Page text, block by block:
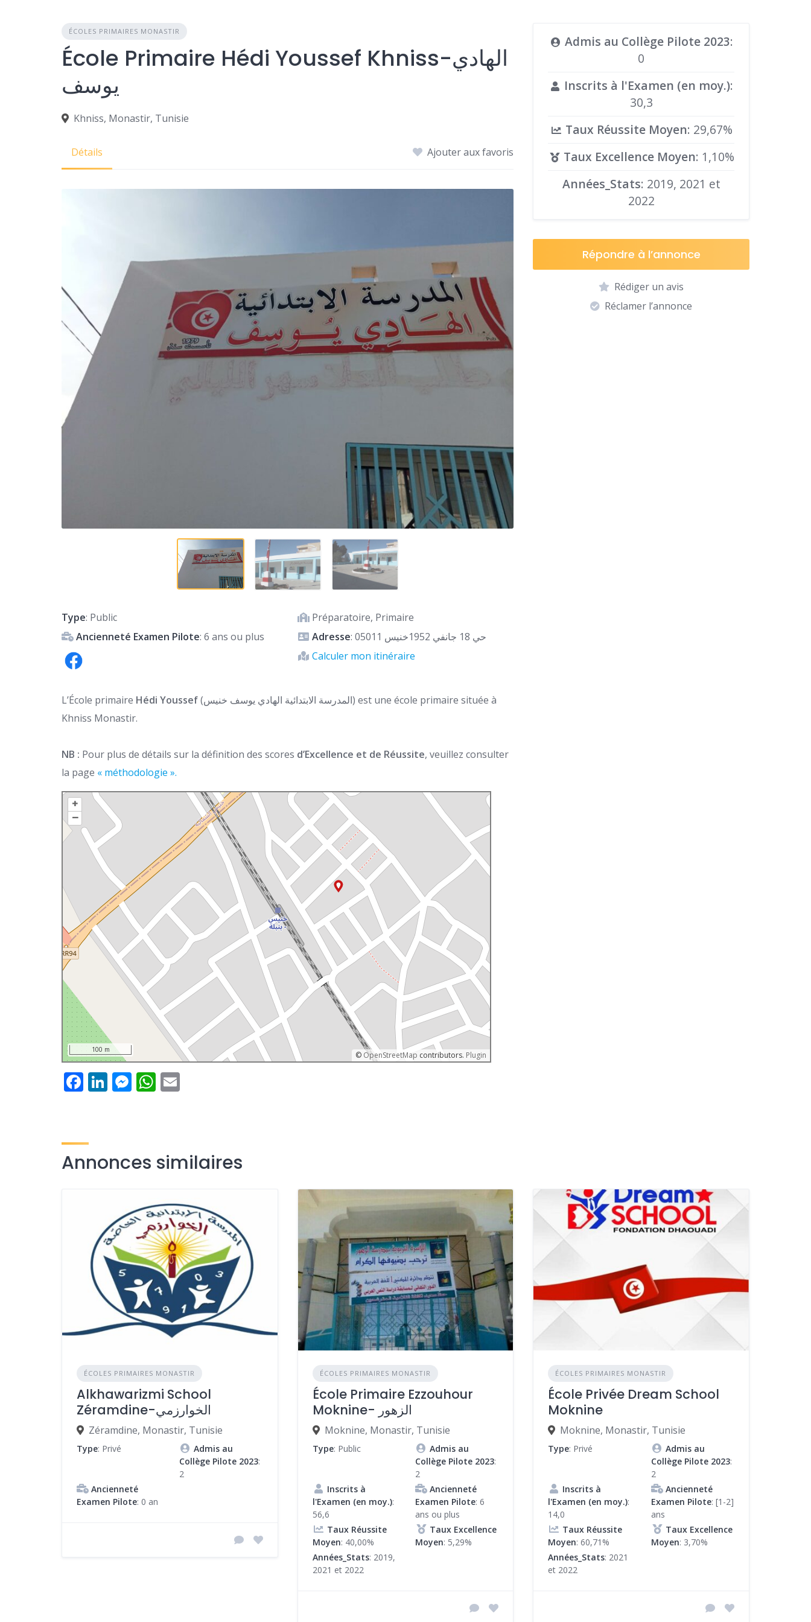
ÉCOLES PRIMAIRES MONASTIR
École Primaire Hédi Youssef Khniss-الهادي
يوسف
Khniss, Monastir, Tunisie
Détails Ajouter aux favoris
Type: Public
Préparatoire, Primaire
Ancienneté Examen Pilote: 6 ans ou plus Adresse
: حي 18 جانفي 1952خنيس 05011
Calculer mon itinéraire
L’École primaire Hédi Youssef(المدرسة الابتدائية الهادي يوسف خنيس) est une école primaire située à
Khniss Monastir.
NB : Pour plus de détails sur la définition des scores d’Excellence et de Réussite, veuillez consulter
la page « méthodologie ».
+
–
© OpenStreetMap contributors. Plugin
100 m
Facebook
LinkedIn
Messenger
WhatsApp
Admis au Collège Pilote 2023:
0
Inscrits à l'Examen (en moy.):
30,3
Taux Réussite Moyen: 29,67%
Taux Excellence Moyen: 1,10%
Années_Stats: 2019, 2021 et
2022
Répondre à l’annonce
Rédiger un avis
Réclamer l’annonce
Annonces similaires
ÉCOLES PRIMAIRES MONASTIR
Alkhawarizmi School
Zéramdine-الخوارزمي
Zéramdine, Monastir, Tunisie
Type: Privé
Admis au
Collège Pilote 2023:
2
Ancienneté
Examen Pilote: 0 an
ÉCOLES PRIMAIRES MONASTIR
École Primaire Ezzouhour
Moknine- الزهور
Moknine, Monastir, Tunisie
Type: Public
Admis au
Collège Pilote 2023:
2
Inscrits à
l'Examen (en moy.):
56,6
Ancienneté
Examen Pilote: 6
ans ou plus
Taux Réussite
Moyen: 40,00%
Taux Excellence
Moyen: 5,29%
Années_Stats: 2019,
2021 et 2022
ÉCOLES PRIMAIRES MONASTIR
École Privée Dream School
Moknine
Moknine, Monastir, Tunisie
Type: Privé
Admis au
Collège Pilote 2023:
2
Inscrits à
l'Examen (en moy.):
14,0
Ancienneté
Examen Pilote: [1-2]
ans
Taux Réussite
Moyen: 60,71%
Taux Excellence
Moyen: 3,70%
Années_Stats: 2021
et 2022